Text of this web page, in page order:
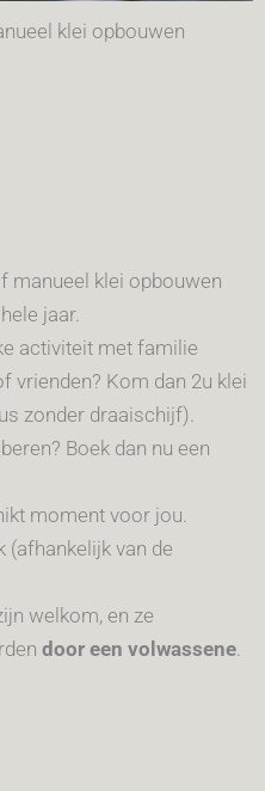
klei opbouwen
manueel klei opbouwen
jaar.
activiteit met familie
vrienden? Kom dan 2u klei
zonder draaischijf).
Boek dan nu een
moment voor jou.
(afhankelijk van de
welkom, en ze
door een volwassene